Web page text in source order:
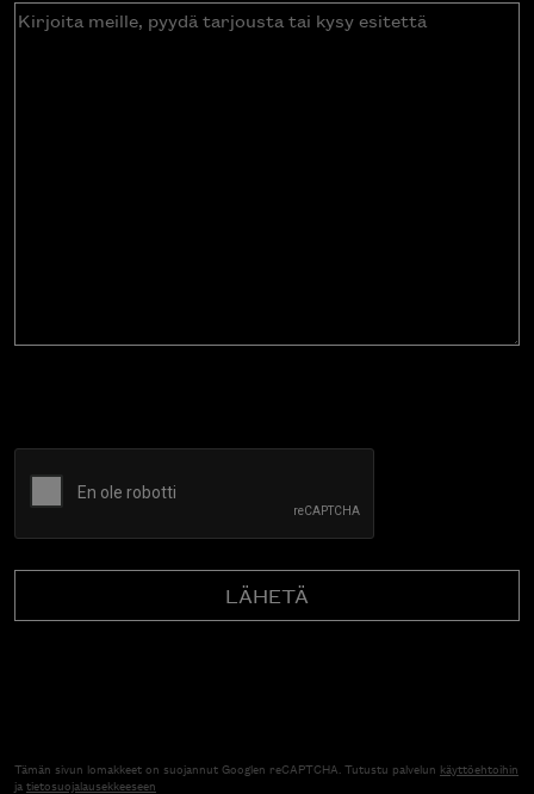
Kirjoita
Tämän sivun lomakkeet on suojannut Googlen reCAPTCHA. Tutustu palvelun käyttöehtoihin
jatietosuojalausekkeeseen